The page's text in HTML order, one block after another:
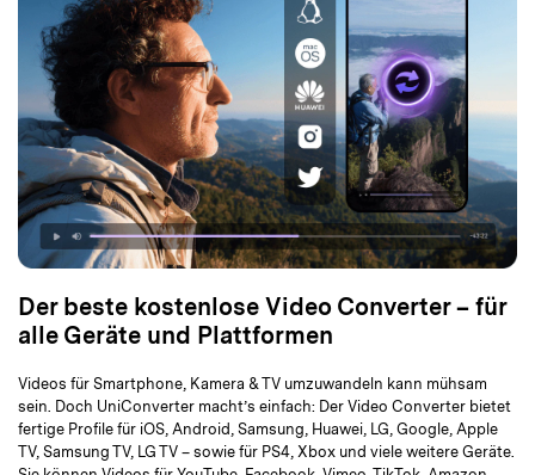
Der beste kostenlose Video Converter – für
alle Geräte und Plattformen
Videos für Smartphone, Kamera & TV umzuwandeln kann mühsam
sein. Doch UniConverter macht’s einfach: Der Video Converter bietet
fertige Profile für iOS, Android, Samsung, Huawei, LG, Google, Apple
TV, Samsung TV, LG TV – sowie für PS4, Xbox und viele weitere Geräte.